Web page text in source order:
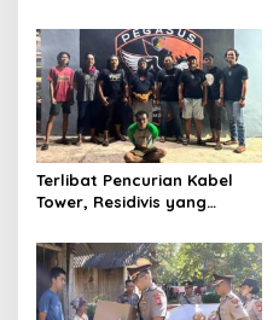
Justru Dipaksa Pindah
Terlibat Pencurian Kabel
Tower, Residivis yang
Ditangkap Tim Gabungan di
Jeneponto